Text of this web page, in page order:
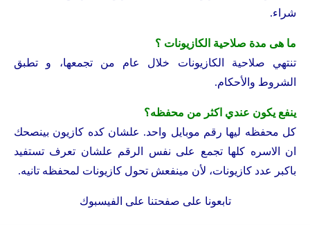
شراء.
ما هى مدة صلاحية الكازيونات ؟
تنتهي صلاحية الكازيونات خلال عام من تجمعها، و تطبق
الشروط والأحكام.
ينفع يكون عندي اكثر من محفظه؟
كل محفظه ليها رقم موبايل واحد. علشان كده كازيون بينصحك
ان الاسره كلها تجمع على نفس الرقم علشان تعرف تستفيد
باكبر عدد كازيونات، لأن مينفعش تحول كازيونات لمحفظه تانيه.
تابعونا على صفحتنا على الفيسبوك